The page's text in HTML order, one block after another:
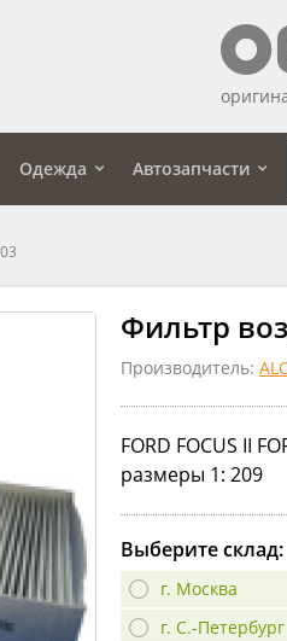
Одежда Автозапчасти
Фильтр
Производитель:
FORD FOCUS II
размеры 1: 209
Выберите склад:
г. Москва
г. С.-Петербург